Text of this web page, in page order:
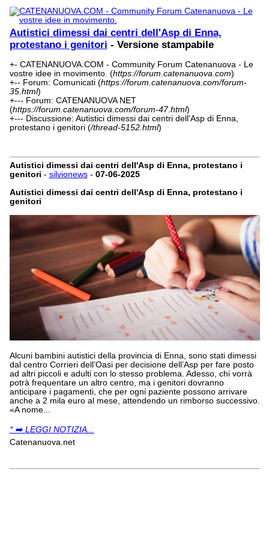
Autistici dimessi dai centri dell'Asp di Enna,
protestano i genitori - Versione stampabile
+- CATENANUOVA.COM - Community Forum Catenanuova - Le
vostre idee in movimento. (https://forum.catenanuova.com)
+-- Forum: Comunicati (https://forum.catenanuova.com/forum-
35.html)
+--- Forum: CATENANUOVA NET
(https://forum.catenanuova.com/forum-47.html)
+--- Discussione: Autistici dimessi dai centri dell'Asp di Enna,
protestano i genitori (/thread-5152.html)
Autistici dimessi dai centri dell'Asp di Enna, protestano i
genitori - silvionews- 07-06-2025
Autistici dimessi dai centri dell'Asp di Enna, protestano i
genitori
Alcuni bambini autistici della provincia di Enna, sono stati dimessi
dal centro Corrieri dell’Oasi per decisione dell’Asp per fare posto
ad altri piccoli e adulti con lo stesso problema. Adesso, chi vorrà
potrà frequentare un altro centro, ma i genitori dovranno
anticipare i pagamenti, che per ogni paziente possono arrivare
anche a 2 mila euro al mese, attendendo un rimborso successivo.
«A nome...
* ➡️ LEGGI NOTIZIA...
Catenanuova.net